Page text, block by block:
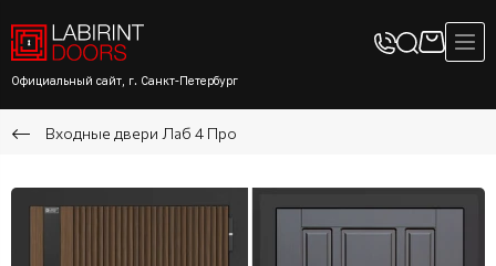
Официальный сайт, г. Санкт-Петербург
Входные двери Лаб 4 Про